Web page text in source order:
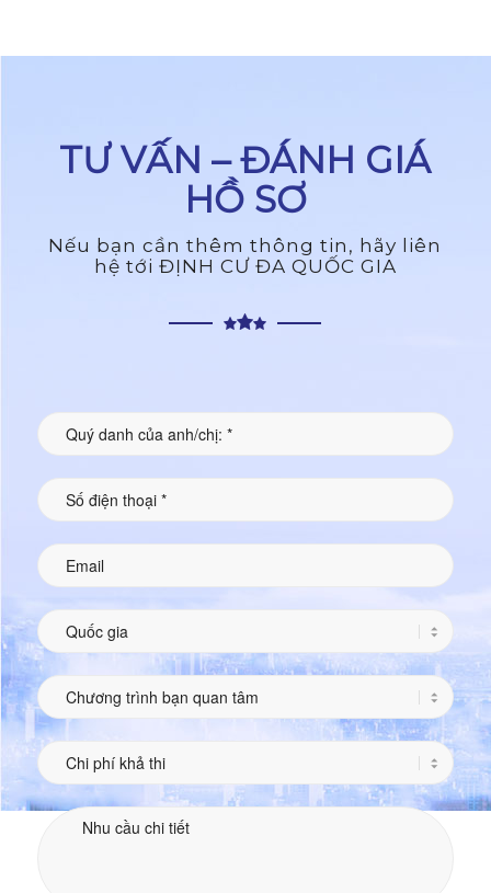
TƯ VẤN – ĐÁNH GIÁ
HỒ SƠ
Nếu bạn cần thêm thông tin, hãy liên
hệ tới ĐỊNH CƯ ĐA QUỐC GIA